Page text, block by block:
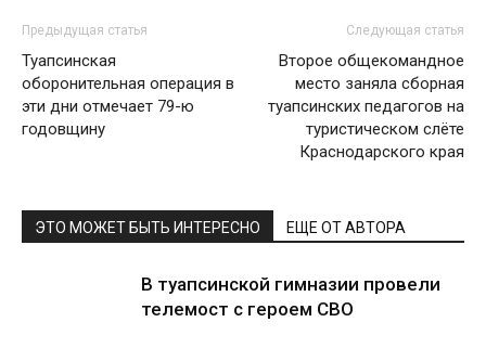
Предыдущая статья
Туапсинская
оборонительная операция в
эти дни отмечает 79-ю
годовщину
Следующая статья
Второе общекомандное
место заняла сборная
туапсинских педагогов на
туристическом слёте
Краснодарского края
ЭТО МОЖЕТ БЫТЬ ИНТЕРЕСНО ЕЩЕ ОТ АВТОРА
В туапсинской гимназии провели
телемост с героем СВО